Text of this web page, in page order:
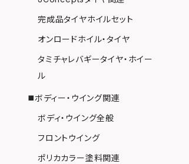
完成品タイヤホイルセット
オンロードホイル・タイヤ
タミチャレバギータイヤ・ホイー
ル
◼️ボディー・ウイング関連
ボディ・ウイング全般
フロントウイング
ポリカカラー塗料関連